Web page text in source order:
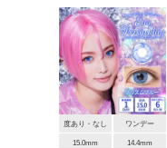
度あり・なし ワンデー
15.0mm 14.4mm